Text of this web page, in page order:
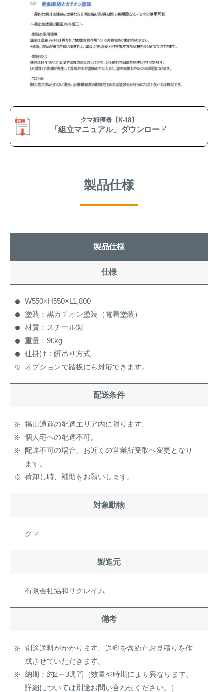
クマ捕獲器【K-18】
「組立マニュアル」ダウンロード
製品仕様
製品仕様
仕様
W550×H550×L1,800
塗装：黒カチオン塗装（電着塗装）
材質：スチール製
重量：90kg
仕掛け：餌吊り方式
オプションで踏板にも対応できます。
配送条件
福山通運の配達エリア内に限ります。
個人宅への配達不可。
配達不可の場合、お近くの営業所受取へ変更となり
ます。
荷卸し時、補助をお願いします。
対象動物
クマ
製造元
有限会社協和リクレイム
備考
別途送料がかかります。送料を含めたお見積りを作
成させていただきます。
納期：約2～3週間（数量や時期により異なります。
詳細については別途お問い合わせください。）